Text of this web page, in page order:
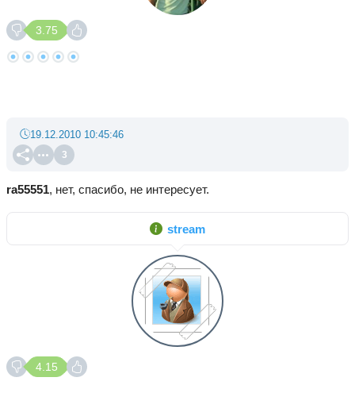
3.75
3
19.12.2010 10:45:46
ra55551, нет, спасибо, не интересует.
stream
4.15